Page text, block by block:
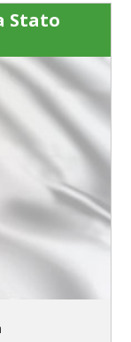
Stato